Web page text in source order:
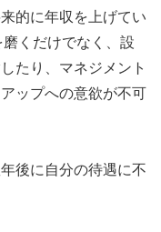
的に年収を上げてい
くだけでなく、設
たり、マネジメント
ップへの意欲が不可
後に自分の待遇に不